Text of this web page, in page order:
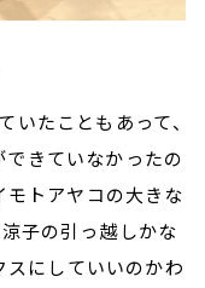
いたこともあって、
きていなかったの
モトアヤコの大きな
涼子の引っ越しかな
スにしていいのかわ